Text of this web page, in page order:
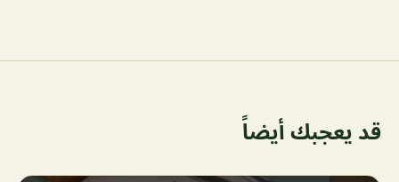
قد يعجبك أيضاً